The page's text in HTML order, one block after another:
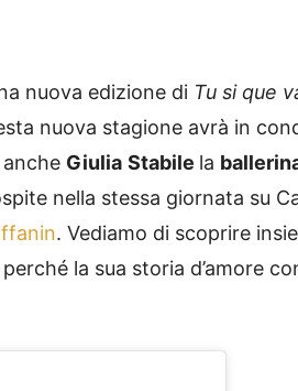
nuova edizione di Tu si que
nuova stagione avrà in
anche Giulia Stabile la
nella stessa giornata su
. Vediamo di scoprire
la sua storia d’amore